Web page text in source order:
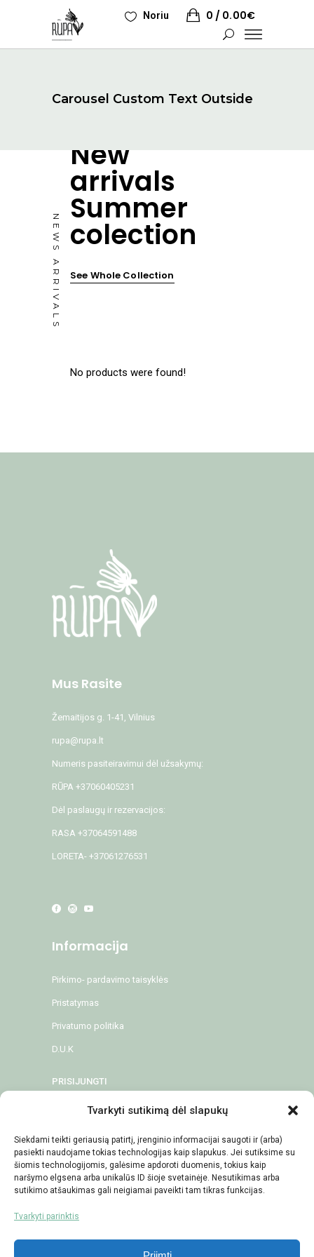
Tvarkyti sutikimą dėl slapukų
Siekdami teikti geriausią patirtį, įrenginio informacijai saugoti ir (arba)
pasiekti naudojame tokias technologijas kaip slapukus. Jei sutiksime su
šiomis technologijomis, galėsime apdoroti duomenis, tokius kaip
naršymo elgsena arba unikalūs ID šioje svetainėje. Nesutikimas arba
sutikimo atšaukimas gali neigiamai paveikti tam tikras funkcijas.
Tvarkyti parinktis
Noriu 0 0.00€
Carousel Custom Text Outside
NEWS ARRIVALS
New
arrivals
Summer
colection
See Whole Collection
No products were found!
Mus Rasite
Žemaitijos g. 1-41, Vilnius
rupa@rupa.lt
Numeris pasiteiravimui dėl užsakymų:
RŪPA +37060405231
Dėl paslaugų ir rezervacijos:
RASA +37064591488
LORETA- +37061276531
Informacija
Pirkimo- pardavimo taisyklės
Pristatymas
Privatumo politika
D.U.K
PRISIJUNGTI
Atraskite
Šampūnai
Kaukės/Kondicionieriai
Šukos/Šepečiai